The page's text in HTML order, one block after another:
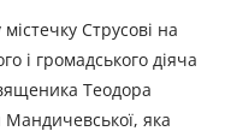
Струсові на
і громадського діяча
Теодора
яка